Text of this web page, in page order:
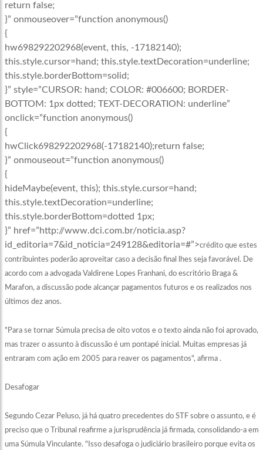
return false;
}” onmouseover=”function anonymous()
{
hw698292202968(event, this, -17182140);
this.style.cursor=hand; this.style.textDecoration=underline;
this.style.borderBottom=solid;
}” style=”CURSOR: hand; COLOR: #006600; BORDER-
BOTTOM: 1px dotted; TEXT-DECORATION: underline”
onclick=”function anonymous()
{
hwClick698292202968(-17182140);return false;
}” onmouseout=”function anonymous()
{
hideMaybe(event, this); this.style.cursor=hand;
this.style.textDecoration=underline;
this.style.borderBottom=dotted 1px;
}” href=”http://www.dci.com.br/noticia.asp?
id_editoria=7&id_noticia=249128&editoria=#”>créditoque estes
contribuintes poderão aproveitar caso a decisão final lhes seja favorável. De
acordo com a advogada Valdirene Lopes Franhani, do escritório Braga &
Marafon, a discussão pode alcançar pagamentos futuros e os realizados nos
últimos dez anos.
"Para se tornar Súmula precisa de oito votos e o texto ainda não foi aprovado,
mas trazer o assunto à discussão é um pontapé inicial. Muitas empresas já
entraram com ação em 2005 para reaver os pagamentos", afirma .
Desafogar
Segundo Cezar Peluso, já há quatro precedentes do STF sobre o assunto, e é
preciso que o Tribunal reafirme a jurisprudência já firmada, consolidando-a em
uma Súmula Vinculante. "Isso desafoga o judiciário brasileiro porque evita os